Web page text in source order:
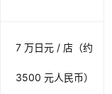
7 万日元 / 店（约
3500 元人民币）